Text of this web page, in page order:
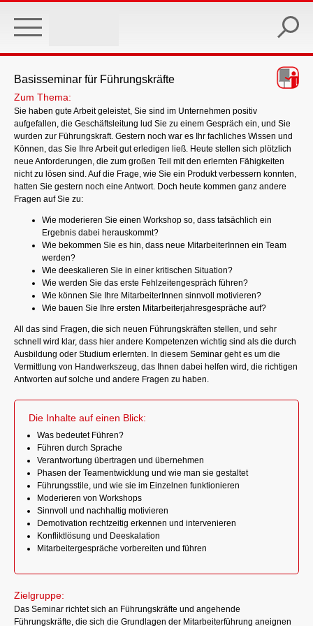
main
Basisseminar für Führungskräfte
Zum Thema:
Sie haben gute Arbeit geleistet, Sie sind im Unternehmen positiv
aufgefallen, die Geschäftsleitung lud Sie zu einem Gespräch ein, und Sie
wurden zur Führungskraft. Gestern noch war es Ihr fachliches Wissen und
Können, das Sie Ihre Arbeit gut erledigen ließ. Heute stellen sich plötzlich
neue Anforderungen, die zum großen Teil mit den erlernten Fähigkeiten
nicht zu lösen sind. Auf die Frage, wie Sie ein Produkt verbessern konnten,
hatten Sie gestern noch eine Antwort. Doch heute kommen ganz andere
Fragen auf Sie zu:
Wie moderieren Sie einen Workshop so, dass tatsächlich ein
Ergebnis dabei herauskommt?
Wie bekommen Sie es hin, dass neue MitarbeiterInnen ein Team
werden?
Wie deeskalieren Sie in einer kritischen Situation?
Wie werden Sie das erste Fehlzeitengespräch führen?
Wie können Sie Ihre MitarbeiterInnen sinnvoll motivieren?
Wie bauen Sie Ihre ersten Mitarbeiterjahresgespräche auf?
All das sind Fragen, die sich neuen Führungskräften stellen, und sehr
schnell wird klar, dass hier andere Kompetenzen wichtig sind als die durch
Ausbildung oder Studium erlernten. In diesem Seminar geht es um die
Vermittlung von Handwerkszeug, das Ihnen dabei helfen wird, die richtigen
Antworten auf solche und andere Fragen zu haben.
Die Inhalte auf einen Blick:
Was bedeutet Führen?
Führen durch Sprache
Verantwortung übertragen und übernehmen
Phasen der Teamentwicklung und wie man sie gestaltet
Führungsstile, und wie sie im Einzelnen funktionieren
Moderieren von Workshops
Sinnvoll und nachhaltig motivieren
Demotivation rechtzeitig erkennen und intervenieren
Konfliktlösung und Deeskalation
Mitarbeitergespräche vorbereiten und führen
Zielgruppe:
Das Seminar richtet sich an Führungskräfte und angehende
Führungskräfte, die sich die Grundlagen der Mitarbeiterführung aneignen